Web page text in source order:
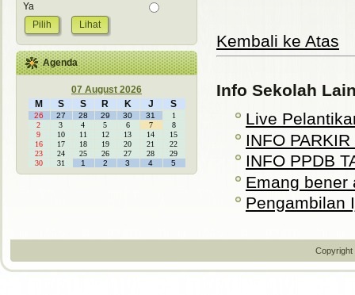
Ya
Lihat
Agenda
07 August 2026
M
S S R K J S
26 27 28 29 30 31
1
2
3 4 5 6 7
8
9
10 11 12 13 14
15
16
17 18 19 20 21
22
23
24 25 26 27 28
29
30
31 1 2 3 4 5
Kembali ke Atas
Info Sekolah
Live
INFO
INFO PPDB
Emang bener
Pengambilan